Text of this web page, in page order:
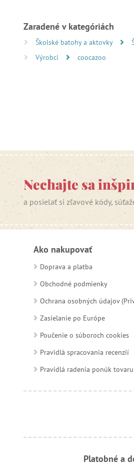
Zaradené v kategóriách
Školské batohy a aktovky
Výrobci
coocazoo
Nechajte sa
a posielať si zľavové kódy,
Ako nakupovať
Doprava a platba
Obchodné podmienky
Ochrana osobných údajov
Zasielanie po Európe
Poučenie o súboroch cookies
Pravidlá spracovania recenzií
Pravidlá radenia ponúk tovaru
Platobné a